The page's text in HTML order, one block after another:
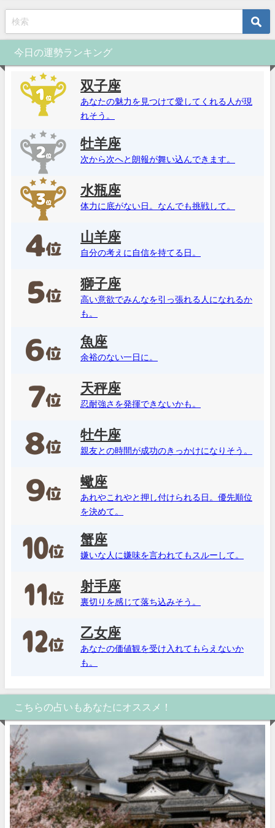
今日の運勢ランキング
双子座
あなたの魅力を見つけて愛してくれる人が現
れそう。
牡羊座
次から次へと朗報が舞い込んできます。
水瓶座
体力に底がない日。なんでも挑戦して。
山羊座
自分の考えに自信を持てる日。
獅子座
高い意欲でみんなを引っ張れる人になれるか
も。
魚座
余裕のない一日に。
天秤座
忍耐強さを発揮できないかも。
牡牛座
親友との時間が成功のきっかけになりそう。
蠍座
あれやこれやと押し付けられる日。優先順位
を決めて。
蟹座
嫌いな人に嫌味を言われてもスルーして。
射手座
裏切りを感じて落ち込みそう。
乙女座
あなたの価値観を受け入れてもらえないか
も。
こちらの占いもあなたにオススメ！